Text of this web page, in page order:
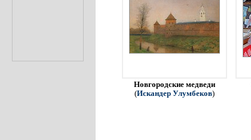
Новгородские медведи
(Искандер Улумбеков)